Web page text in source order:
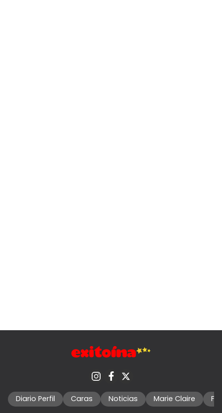
Diario Perfil Caras Noticias Marie Claire